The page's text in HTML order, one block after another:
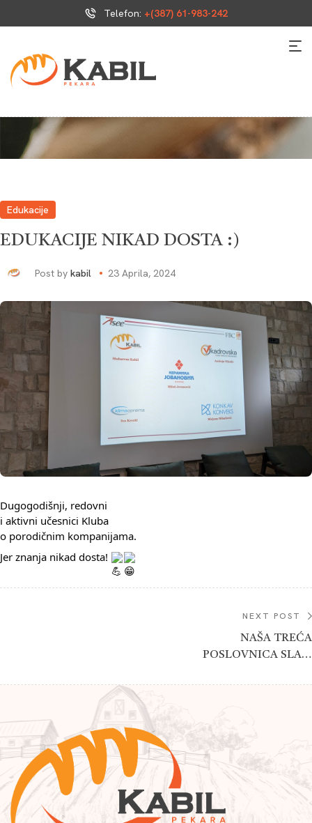
Telefon: +(387) 61-983-242
Edukacije
EDUKACIJE NIKAD DOSTA :)
23 Aprila, 2024
Post by kabil
Dugogodišnji, redovni
i aktivni učesnici Kluba
o porodičnim kompanijama.
Jer znanja nikad dosta!
NEXT POST
NAŠA TREĆA
POSLOVNICA SLAVI